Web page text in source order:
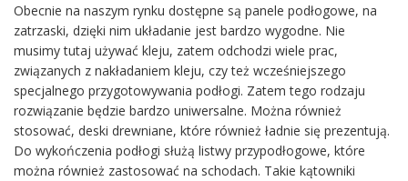
Obecnie na naszym rynku dostępne są panele podłogowe, na
zatrzaski, dzięki nim układanie jest bardzo wygodne. Nie
musimy tutaj używać kleju, zatem odchodzi wiele prac,
związanych z nakładaniem kleju, czy też wcześniejszego
specjalnego przygotowywania podłogi. Zatem tego rodzaju
rozwiązanie będzie bardzo uniwersalne. Można również
stosować, deski drewniane, które również ładnie się prezentują.
Do wykończenia podłogi służą listwy przypodłogowe, które
można również zastosować na schodach. Takie kątowniki